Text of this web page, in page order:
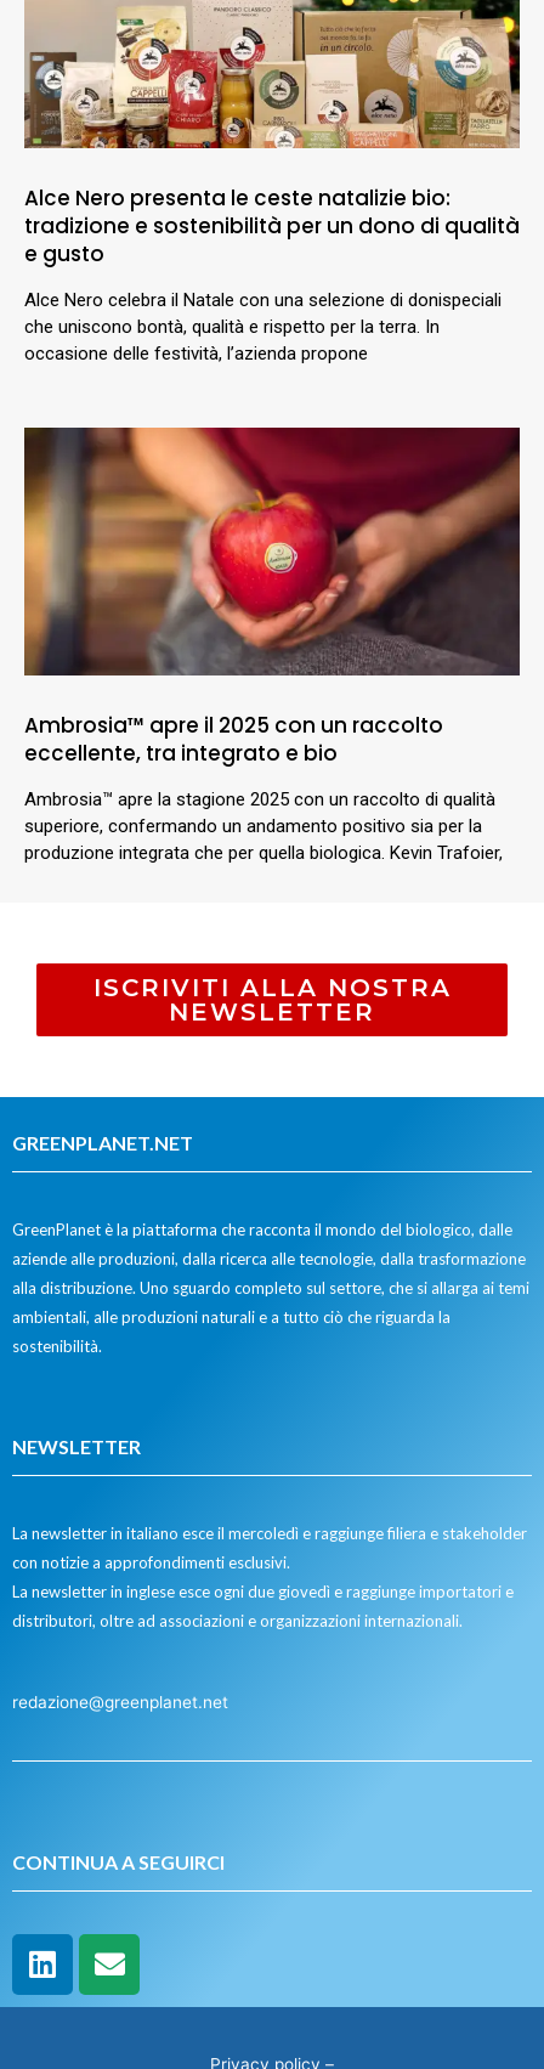
Alce Nero presenta le ceste natalizie bio:
tradizione e sostenibilità per un dono di qualità
e gusto
Alce Nero celebra il Natale con una selezione di donispeciali
che uniscono bontà, qualità e rispetto per la terra. In
occasione delle festività, l’azienda propone
Ambrosia™ apre il 2025 con un raccolto
eccellente, tra integrato e bio
Ambrosia™ apre la stagione 2025 con un raccolto di qualità
superiore, confermando un andamento positivo sia per la
produzione integrata che per quella biologica. Kevin Trafoier,
ISCRIVITI ALLA NOSTRA
NEWSLETTER
GREENPLANET.NET
GreenPlanet è la piattaforma che racconta il mondo del biologico, dalle
aziende alle produzioni, dalla ricerca alle tecnologie, dalla trasformazione
alla distribuzione. Uno sguardo completo sul settore, che si allarga ai temi
ambientali, alle produzioni naturali e a tutto ciò che riguarda la
sostenibilità.
NEWSLETTER
La newsletter in italiano esce il mercoledì e raggiunge filiera e stakeholder
con notizie a approfondimenti esclusivi.
La newsletter in inglese esce ogni due giovedì e raggiunge importatori e
distributori, oltre ad associazioni e organizzazioni internazionali.
redazione@greenplanet.net
CONTINUA A SEGUIRCI
Privacy policy –